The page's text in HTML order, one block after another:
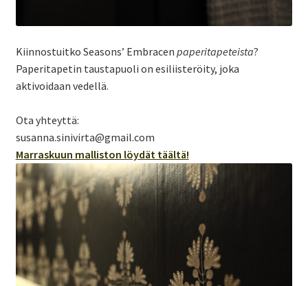
Kiinnostuitko Seasons’ Embracen paperitapeteista?
Paperitapetin taustapuoli on esiliisteröity, joka
aktivoidaan vedellä.
Ota yhteyttä:
susanna.sinivirta@gmail.com
Marraskuun malliston löydät täältä!